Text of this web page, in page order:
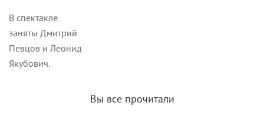
В спектакле
заняты Дмитрий
Певцов и Леонид
Якубович.
Вы все прочитали